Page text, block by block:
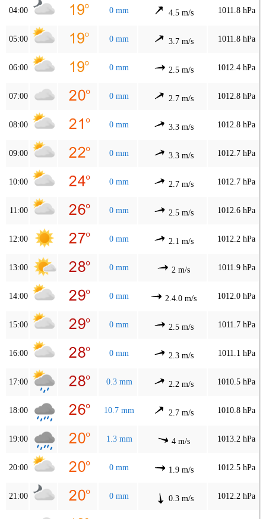
04:00 0 mm 4.5 m/s 1011.8 hPa
05:00 0 mm 3.7 m/s 1011.8 hPa
06:00 0 mm 2.5 m/s 1012.4 hPa
07:00 0 mm 2.7 m/s 1012.8 hPa
08:00 0 mm 3.3 m/s 1012.8 hPa
09:00 0 mm 3.3 m/s 1012.7 hPa
10:00 0 mm 2.7 m/s 1012.7 hPa
11:00 0 mm 2.5 m/s 1012.6 hPa
12:00 0 mm 2.1 m/s 1012.2 hPa
13:00 0 mm 2 m/s 1011.9 hPa
14:00 0 mm 2.4.0 m/s 1012.0 hPa
15:00 0 mm 2.5 m/s 1011.7 hPa
16:00 0 mm 2.3 m/s 1011.1 hPa
17:00 0.3 mm 2.2 m/s 1010.5 hPa
18:00 10.7 mm 2.7 m/s 1010.8 hPa
19:00 1.3 mm 4 m/s 1013.2 hPa
20:00 0 mm 1.9 m/s 1012.5 hPa
21:00 0 mm 0.3 m/s 1012.2 hPa